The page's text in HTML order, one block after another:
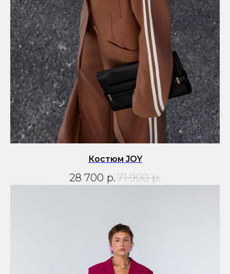
Костюм JOY
28 700 р.71 900 р.